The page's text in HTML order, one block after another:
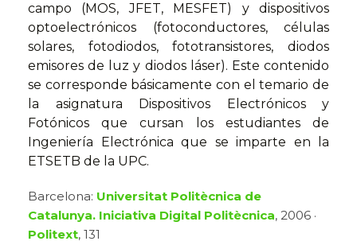
campo (MOS, JFET, MESFET) y dispositivos
optoelectrónicos (fotoconductores, células
solares, fotodiodos, fototransistores, diodos
emisores de luz y diodos láser). Este contenido
se corresponde básicamente con el temario de
la asignatura Dispositivos Electrónicos y
Fotónicos que cursan los estudiantes de
Ingeniería Electrónica que se imparte en la
ETSETB de la UPC.
Barcelona: Universitat Politècnica de
Catalunya. Iniciativa Digital Politècnica, 2006 ·
Politext, 131